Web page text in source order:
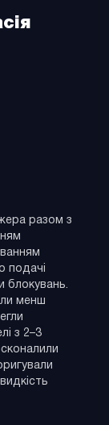
разом з
подачі
блокувань.
менш
з 2–3